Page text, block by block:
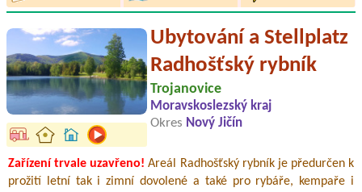
Ubytování a Stellplatz
Radhošťský rybník
Trojanovice
Moravskoslezský kraj
Okres Nový Jičín
Zařízení trvale uzavřeno! Areál Radhošťský rybník je předurčen k
prožití letní tak i zimní dovolené a také pro rybáře, kempaře i